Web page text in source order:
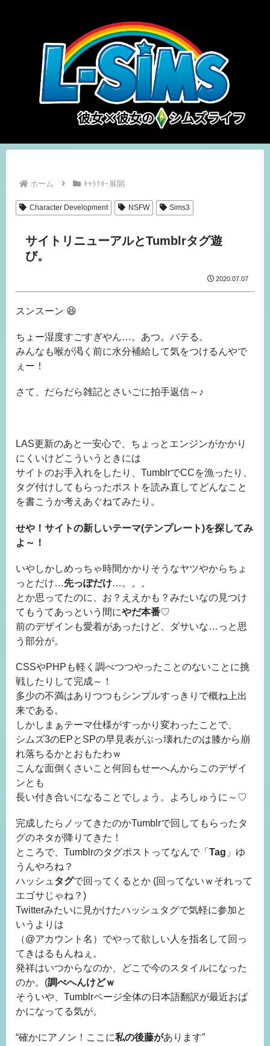
ホーム ｷｬﾗｸﾀｰ展開
Character Development NSFW Sims3
サイトリニューアルとTumblrタグ遊
び。
2020.07.07
スンスーン 😆
ちょー湿度すごすぎやん…。あつ。バテる。
みんなも喉が渇く前に水分補給して気をつけるんやで
ぇー！
さて、だらだら雑記とさいごに拍手返信～♪
LAS更新のあと一安心で、ちょっとエンジンがかかり
にくいけどこういうときには
サイトのお手入れをしたり、TumblrでCCを漁ったり、
タグ付けしてもらったポストを読み直してどんなこと
を書こうか考えあぐねてみたり。
せや！サイトの新しいテーマ(テンプレート)を探してみ
よ～！
いやしかしめっちゃ時間かかりそうなヤツやからちょ
っとだけ…先っぽだけ…。。。
とか思ってたのに、お？ええかも？みたいなの見つけ
てもうてあっという間にやだ本番♡
前のデザインも愛着があったけど、ダサいな…っと思
う部分が。
CSSやPHPも軽く調べつつやったことのないことに挑
戦したりして完成～！
多少の不満はありつつもシンプルすっきりで概ね上出
来である。
しかしまぁテーマ仕様がすっかり変わったことで、
シムズ3のEPとSPの早見表がぶっ壊れたのは膝から崩
れ落ちるかとおもたわｗ
こんな面倒くさいこと何回もせーへんからこのデザイ
ンとも
長い付き合いになることでしょう。よろしゅうに～♡
完成したらノッてきたのかTumblrで回してもらったタ
グのネタが降りてきた！
ところで、Tumblrのタグポストってなんで「 Tag 」ゆ
うんやろね？
ハッシュ タグで回ってくるとか (回ってないｗそれって
エゴサじゃね？)
Twitterみたいに見かけたハッシュタグで気軽に参加と
いうよりは
（@アカウント名）でやって欲しい人を指名して回っ
てきはるもんねぇ。
発祥はいつからなのか、どこで今のスタイルになった
のか。(調べへんけどｗ
そういや、Tumblrページ全体の日本語翻訳が最近おば
かになってる気が。
“確かにアノン！ここに私の後藤があります”